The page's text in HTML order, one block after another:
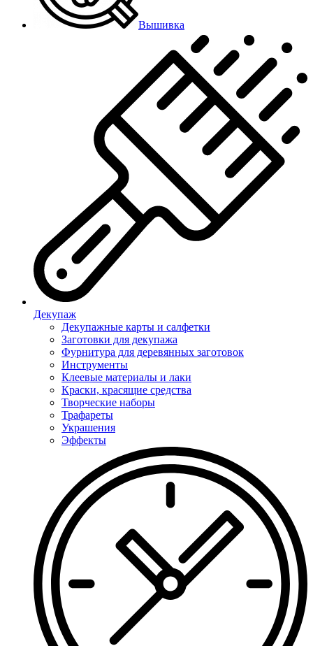
Вышивка
Декупаж
Декупажные карты и салфетки
Заготовки для декупажа
Фурнитура для деревянных заготовок
Инструменты
Клеевые материалы и лаки
Краски, красящие средства
Творческие наборы
Трафареты
Украшения
Эффекты